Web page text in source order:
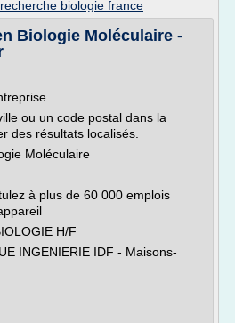
biologie france
Biologie Moléculaire -
ou un code postal dans la
des résultats localisés.
Moléculaire
à plus de 60 000 emplois
H/F
INGENIERIE IDF - Maisons-